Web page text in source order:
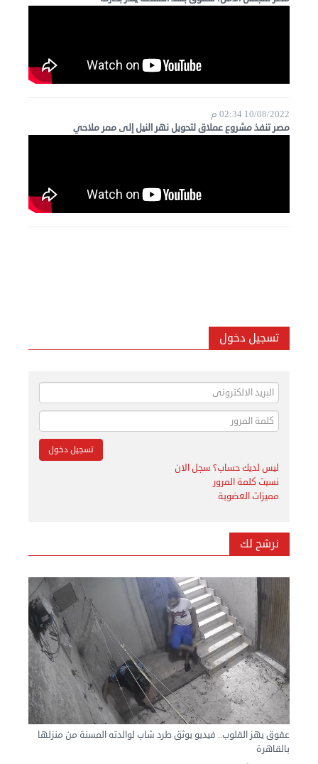
10/08/2022 02:34 م
مصر تنفذ مشروع عملاق لتحويل نهر النيل إلى ممر ملاحي
تسجيل دخول
ليس لديك حساب؟ سجل الان
نسيت كلمة المرور
مميزات العضوية
نرشح لك
عقوق يهز القلوب.. فيديو يوثق طرد شاب لوالدته المسنة من منزلها
بالقاهرة